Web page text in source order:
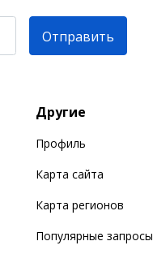
Отправить
Другие
Профиль
Карта сайта
Карта регионов
Популярные запросы